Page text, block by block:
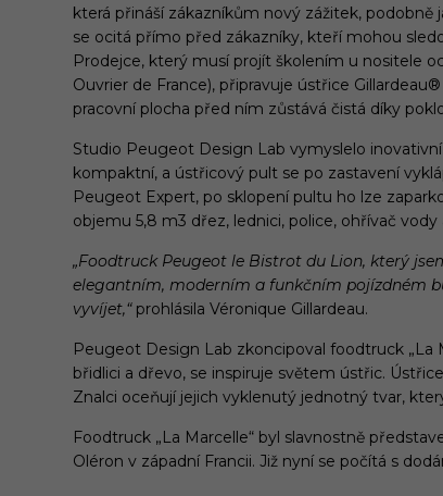
která přináší zákazníkům nový zážitek,
se ocitá přímo před zákazníky, kteří mohou
Prodejce, který musí projít školením u nositele
Ouvrier de France), připravuje ústřice
pracovní plocha před ním zůstává čistá díky
Studio Peugeot Design Lab vymyslelo
kompaktní, a ústřicový pult se po zastavení
Peugeot Expert, po sklopení pultu ho lze
objemu 5,8 m3 dřez, lednici, police, ohřívač
„Foodtruck Peugeot le Bistrot du Lion, který
elegantním, moderním a funkčním pojízdném
vyvíjet,“ prohlásila Véronique Gillardeau.
Peugeot Design Lab zkoncipoval foodtruck „La
břidlici a dřevo, se inspiruje světem ústřic.
Znalci oceňují jejich vyklenutý jednotný tvar,
Foodtruck „La Marcelle“ byl slavnostně
Oléron v západní Francii. Již nyní se počítá s